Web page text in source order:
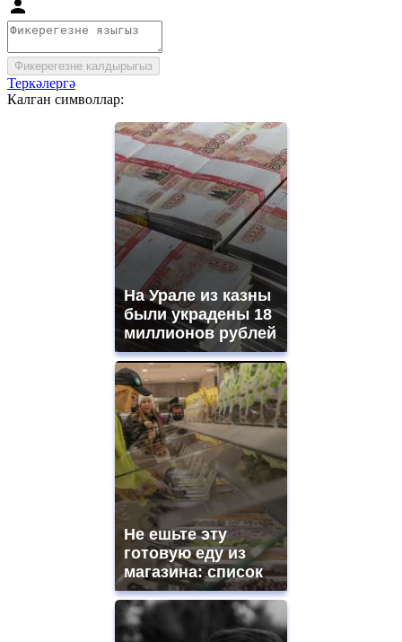
Фикерегезне калдырыгыз
Теркәлергә
Калган символлар:
На Урале из казны
были украдены 18
миллионов рублей
Не ешьте эту
готовую еду из
магазина: список